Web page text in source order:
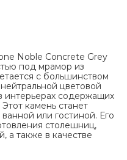
Noble Concrete Grey
под мрамор из
с большинством
цветовой
интерьерах содержащих
камень станет
или гостиной. Его
столешниц,
а также в качестве